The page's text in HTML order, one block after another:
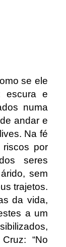
se ele
escura e
numa
andar e
Na fé
por
seres
sem
trajetos.
da vida,
a um
“No